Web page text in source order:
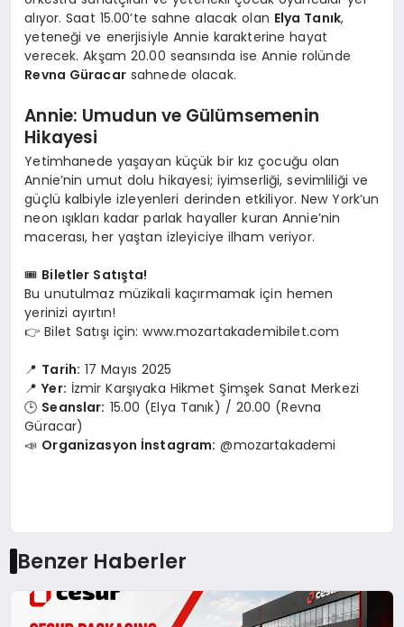
alıyor. Saat 15.00’te sahne alacak olan Elya Tanık,
yeteneği ve enerjisiyle Annie karakterine hayat
verecek. Akşam 20.00 seansında ise Annie rolünde
Revna Güracarsahnede olacak.
Annie: Umudun ve Gülümsemenin
Hikayesi
Yetimhanede yaşayan küçük bir kız çocuğu olan
Annie’nin umut dolu hikayesi; iyimserliği, sevimliliği ve
güçlü kalbiyle izleyenleri derinden etkiliyor. New York’un
neon ışıkları kadar parlak hayaller kuran Annie’nin
macerası, her yaştan izleyiciye ilham veriyor.
🎟️ Biletler Satışta!
Bu unutulmaz müzikali kaçırmamak için hemen
yerinizi ayırtın!
👉 Bilet Satışı için: www.mozartakademibilet.com
📍 Tarih: 17 Mayıs 2025
📍Yer: İzmir Karşıyaka Hikmet Şimşek Sanat Merkezi
🕒 Seanslar: 15.00 (Elya Tanık) / 20.00 (Revna
Güracar)
📣 Organizasyon İnstagram: @mozartakademi
Benzer Haberler